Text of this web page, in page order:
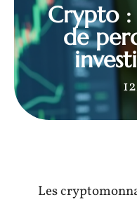
Crypto :
de
Les